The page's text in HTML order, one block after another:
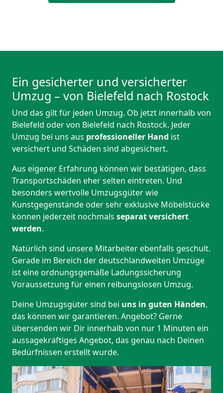
Ein gesicherter und versicherter
Umzug – von Bielefeld nach Rostock
Und das gilt für jeden Umzug. Ob jetzt innerhalb von
Bielefeld oder von Bielefeld nach Rostock. Jeder
Umzug bei uns aus professioneller Hand ist
versichert und Schäden sind abgesichert.
Aus eigener Erfahrung können wir bestätigen, dass
Transportschäden eher selten eintreten. Und
besonders wertvolle Umzugsgüter wie
Kunstgegenstände oder sehr exklusive Möbelstücke
können jederzeit nochmals separat versichert
werden.
Natürlich sind unsere Mitarbeiter ebenfalls geschult.
Gerade im Bereich der deutschlandweiten Umzüge
ist eine ordnungsgemäße Ladungssicherung
Voraussetzung für einen reibungslosen Umzug.
Deine Umzugsgüter sind bei uns in guten Händen,
das können wir garantieren. Angebot? Gerne
übersenden wir Dir innerhalb von nur 1 Minuten ein
aussagekräftiges Angebot, das genau nach Deinen
Bedürfnissen erstellt wurde.